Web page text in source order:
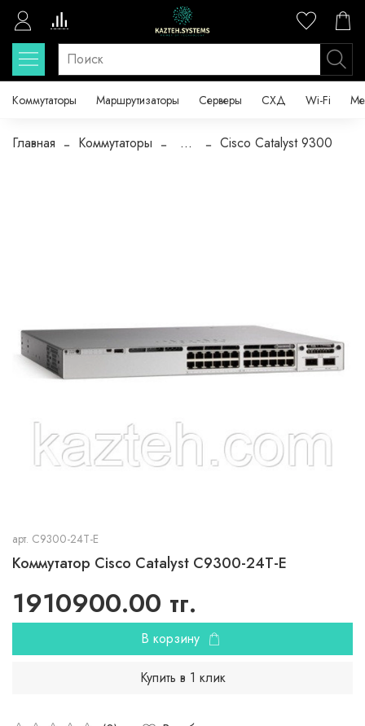
Коммутаторы Маршрутизаторы Серверы СХД Wi-Fi
Главная Коммутаторы ... Cisco Catalyst 9300
арт. C9300-24T-E
Коммутатор Cisco Catalyst C9300-24T-E
1910900.00 тг.
В корзину
Купить в 1 клик